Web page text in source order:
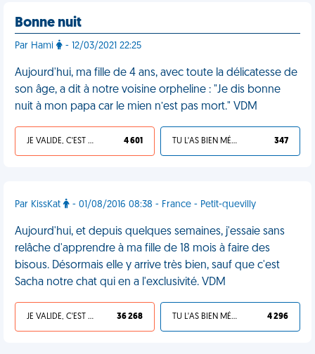
Bonne nuit
Par Hami - 12/03/2021 22:25
Aujourd'hui, ma fille de 4 ans, avec toute la délicatesse de
son âge, a dit à notre voisine orpheline : "Je dis bonne
nuit à mon papa car le mien n’est pas mort." VDM
JE VALIDE, C'EST UNE VDM 4 601 TU L'AS BIEN MÉRITÉ 347
Par KissKat - 01/08/2016 08:38 - France - Petit-quevilly
Aujourd'hui, et depuis quelques semaines, j'essaie sans
relâche d'apprendre à ma fille de 18 mois à faire des
bisous. Désormais elle y arrive très bien, sauf que c'est
Sacha notre chat qui en a l'exclusivité. VDM
JE VALIDE, C'EST UNE VDM 36 268 TU L'AS BIEN MÉRITÉ 4 296